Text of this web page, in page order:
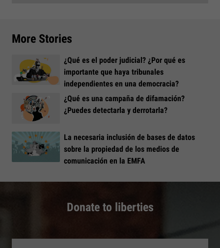
More Stories
¿Qué es el poder judicial? ¿Por qué es
importante que haya tribunales
independientes en una democracia?
¿Qué es una campaña de difamación?
¿Puedes detectarla y derrotarla?
La necesaria inclusión de bases de datos
sobre la propiedad de los medios de
comunicación en la EMFA
Donate to liberties